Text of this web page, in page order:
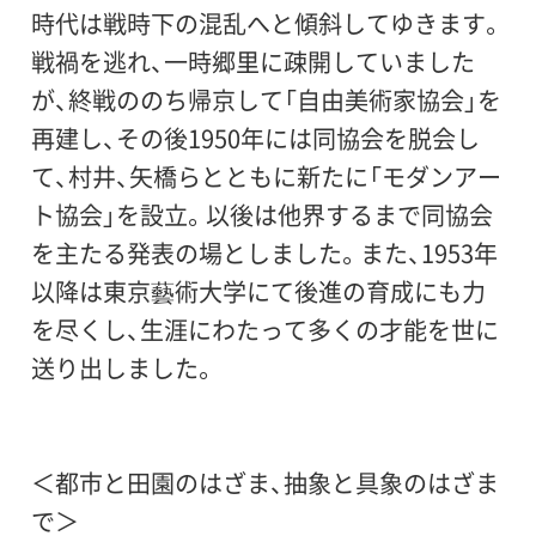
時代は戦時下の混乱へと傾斜してゆきます。
戦禍を逃れ、一時郷里に疎開していました
が、終戦ののち帰京して「自由美術家協会」を
再建し、その後1950年には同協会を脱会し
て、村井、矢橋らとともに新たに「モダンアー
ト協会」を設立。以後は他界するまで同協会
を主たる発表の場としました。また、1953年
以降は東京藝術大学にて後進の育成にも力
を尽くし、生涯にわたって多くの才能を世に
送り出しました。
＜都市と田園のはざま、抽象と具象のはざま
で＞